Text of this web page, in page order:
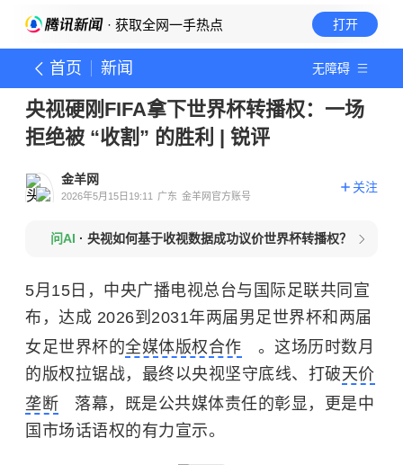
· 获取全网一手热点 打开
首页 新闻 无障碍
央视硬刚FIFA拿下世界杯转播权：一场
拒绝被 “收割” 的胜利 | 锐评
金羊网
2026年5月15日19:11 广东 金羊网官方账号
关注
问AI · 央视如何基于收视数据成功议价世界杯转播权？
5月15日，中央广播电视总台与国际足联共同宣
布，达成 2026到2031年两届男足世界杯和两届
女足世界杯的全媒体版权合作
。这场历时数月
的版权拉锯战，最终以央视坚守底线、打破天价
垄断
落幕，既是公共媒体责任的彰显，更是中
国市场话语权的有力宣示。